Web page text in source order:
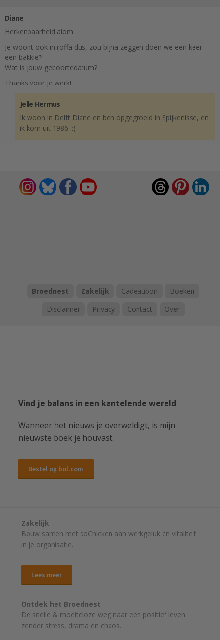
Diane
Herkenbaarheid alom.
Je woont ook in roffa dus, zou bijna zeggen doen we een keer
een bakkie?
Wat is jouw geboortedatum?
Thanks voor je werk!
Jelle Hermus
Ik woon in Delft Diane en ben opgegroeid in Spijkenisse, en
ik kom uit 1986. :)
Broednest Zakelijk Cadeaubon
Boeken
Disclaimer
Privacy Contact Over
Vind je balans in een kantelende wereld
Wanneer het nieuws je overweldigt, is mijn
nieuwste boek je houvast.
Bestel op bol.com
Zakelijk
Bouw samen met soChicken aan werkgeluk en vitaliteit
in je organisatie.
Lees meer
Ontdek het Broednest
De snelle & moeiteloze weg naar een positief leven
zonder stress, drama en chaos.